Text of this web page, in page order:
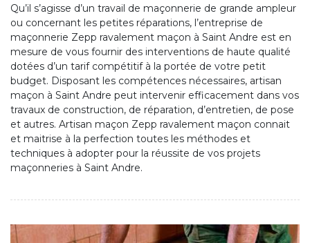
Qu’il s’agisse d’un travail de maçonnerie de grande ampleur
ou concernant les petites réparations, l’entreprise de
maçonnerie Zepp ravalement maçon à Saint Andre est en
mesure de vous fournir des interventions de haute qualité
dotées d’un tarif compétitif à la portée de votre petit
budget. Disposant les compétences nécessaires, artisan
maçon à Saint Andre peut intervenir efficacement dans vos
travaux de construction, de réparation, d’entretien, de pose
et autres. Artisan maçon Zepp ravalement maçon connait
et maitrise à la perfection toutes les méthodes et
techniques à adopter pour la réussite de vos projets
maçonneries à Saint Andre.